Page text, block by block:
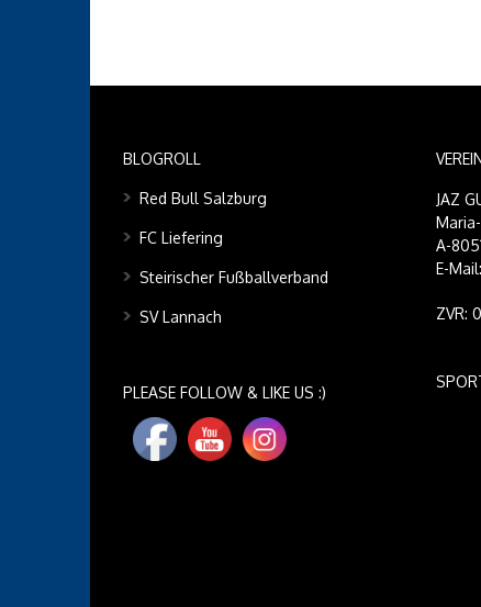
BLOGROLL
Red Bull Salzburg
FC Liefering
Steirischer Fußballverband
SV Lannach
PLEASE FOLLOW & LIKE US :)
JAZ
A-
E-
ZVR: